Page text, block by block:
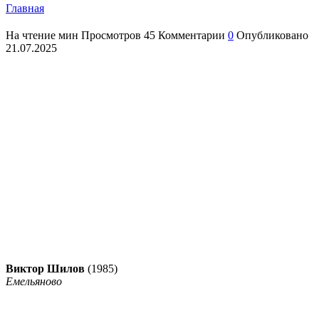
Главная
На чтение мин Просмотров 45 Комментарии 0 Опубликовано
21.07.2025
Виктор Шилов (1985)
Емельяново